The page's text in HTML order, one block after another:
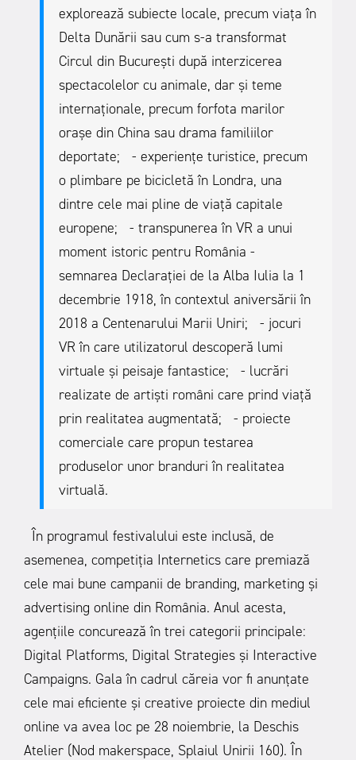
explorează subiecte locale, precum viața în
Delta Dunării sau cum s-a transformat
Circul din București după interzicerea
spectacolelor cu animale, dar și teme
internaționale, precum forfota marilor
orașe din China sau drama familiilor
deportate;
- experiențe turistice, precum
o plimbare pe bicicletă în Londra, una
dintre cele mai pline de viață capitale
europene;
- transpunerea în VR a unui
moment istoric pentru România -
semnarea Declarației de la Alba Iulia la 1
decembrie 1918, în contextul aniversării în
2018 a Centenarului Marii Uniri;
- jocuri
VR în care utilizatorul descoperă lumi
virtuale și peisaje fantastice;
- lucrări
realizate de artiști români care prind viață
prin realitatea augmentată;
- proiecte
comerciale care propun testarea
produselor unor branduri în realitatea
virtuală.
În programul festivalului este inclusă, de
asemenea, competiția Internetics care premiază
cele mai bune campanii de branding, marketing și
advertising online din România. Anul acesta,
agențiile concurează în trei categorii principale:
Digital Platforms, Digital Strategies și Interactive
Campaigns. Gala în cadrul căreia vor fi anunțate
cele mai eficiente și creative proiecte din mediul
online va avea loc pe 28 noiembrie, la Deschis
Atelier (Nod makerspace, Splaiul Unirii 160). În